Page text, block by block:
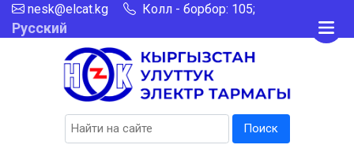
nesk@elcat.kg Колл - борбор: 105;
Русский
Поиск